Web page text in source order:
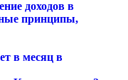
доходов в
принципы,
в месяц в